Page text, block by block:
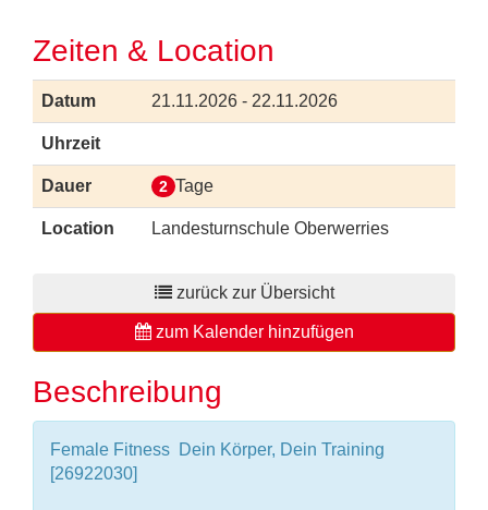
Zeiten & Location
Datum 21.11.2026 - 22.11.2026
Uhrzeit
Dauer 2 Tage
Location Landesturnschule Oberwerries
zurück zur Übersicht
zum Kalender hinzufügen
Beschreibung
Female Fitness  Dein Körper, Dein Training
[26922030]